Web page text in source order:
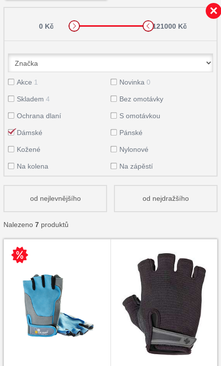
0 Kč 121000 Kč
Akce 1 Novinka 0
Skladem 4 Bez omotávky
Ochrana dlaní S omotávkou
Dámské Pánské
Kožené Nylonové
Na kolena Na zápěstí
od nejlevnějšího od nejdražšího
Nalezeno 7 produktů